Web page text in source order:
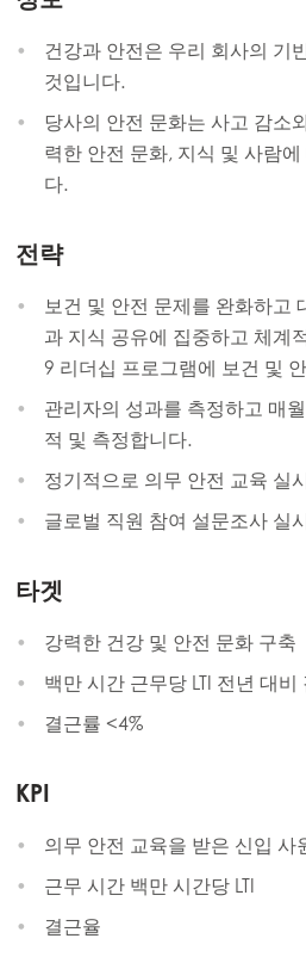
건강과 안전은 우리 회사의 기
것입니다.
당사의 안전 문화는 사고 감소
력한 안전 문화, 지식 및 사람
다.
전략
보건 및 안전 문제를 완화하고
과 지식 공유에 집중하고 체계
9 리더십 프로그램에 보건 및
관리자의 성과를 측정하고 매
적 및 측정합니다.
정기적으로 의무 안전 교육 실
글로벌 직원 참여 설문조사 실
타겟
강력한 건강 및 안전 문화 구축
백만 시간 근무당 LTI 전년 대비
결근률 <4%
KPI
의무 안전 교육을 받은 신입 사
근무 시간 백만 시간당 LTI
결근율